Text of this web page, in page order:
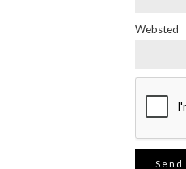
Websted